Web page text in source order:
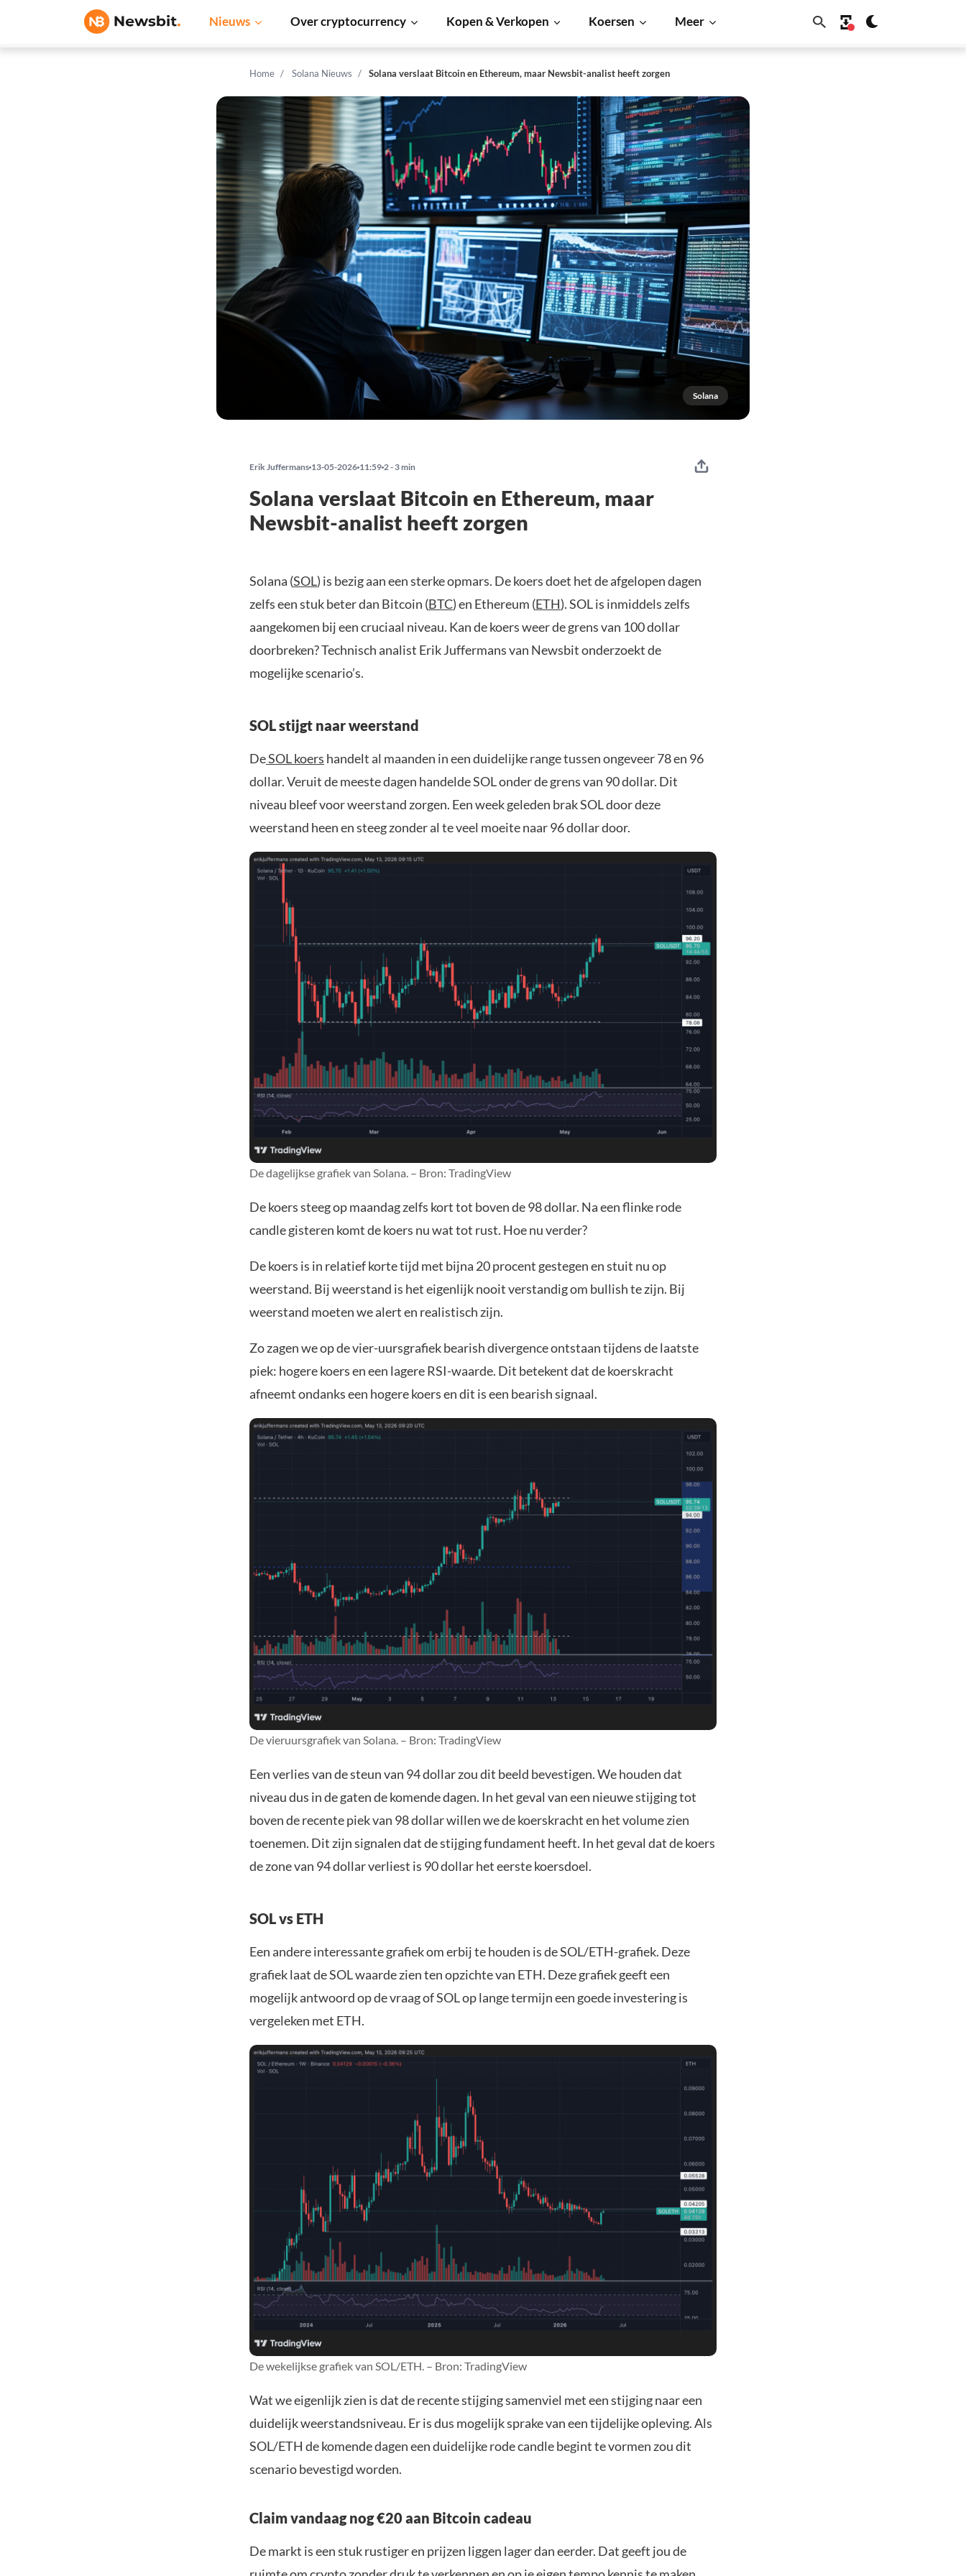
Nieuws Over cryptocurrency Kopen & Verkopen Koersen Meer
Home Solana Nieuws Solana verslaat Bitcoin en Ethereum, maar Newsbit-analist heeft zorgen
Solana
Erik Juffermans 13-05-2026 11:59 2 - 3 min
Solana verslaat Bitcoin en Ethereum, maar
Newsbit-analist heeft zorgen
Solana (SOL) is bezig aan een sterke opmars. De koers doet het de afgelopen dagen
zelfs een stuk beter dan Bitcoin (BTC) en Ethereum (ETH). SOL is inmiddels zelfs
aangekomen bij een cruciaal niveau. Kan de koers weer de grens van 100 dollar
doorbreken? Technisch analist Erik Juffermans van Newsbit onderzoekt de
mogelijke scenario’s.
SOL stijgt naar weerstand
DeSOL koers handelt al maanden in een duidelijke range tussen ongeveer 78 en 96
dollar. Veruit de meeste dagen handelde SOL onder de grens van 90 dollar. Dit
niveau bleef voor weerstand zorgen. Een week geleden brak SOL door deze
weerstand heen en steeg zonder al te veel moeite naar 96 dollar door.
De dagelijkse grafiek van Solana. – Bron: TradingView
De koers steeg op maandag zelfs kort tot boven de 98 dollar. Na een flinke rode
candle gisteren komt de koers nu wat tot rust. Hoe nu verder?
De koers is in relatief korte tijd met bijna 20 procent gestegen en stuit nu op
weerstand. Bij weerstand is het eigenlijk nooit verstandig om bullish te zijn. Bij
weerstand moeten we alert en realistisch zijn.
Zo zagen we op de vier-uursgrafiek bearish divergence ontstaan tijdens de laatste
piek: hogere koers en een lagere RSI-waarde. Dit betekent dat de koerskracht
afneemt ondanks een hogere koers en dit is een bearish signaal.
De vieruursgrafiek van Solana. – Bron: TradingView
Een verlies van de steun van 94 dollar zou dit beeld bevestigen. We houden dat
niveau dus in de gaten de komende dagen. In het geval van een nieuwe stijging tot
boven de recente piek van 98 dollar willen we de koerskracht en het volume zien
toenemen. Dit zijn signalen dat de stijging fundament heeft. In het geval dat de koers
de zone van 94 dollar verliest is 90 dollar het eerste koersdoel.
SOL vs ETH
Een andere interessante grafiek om erbij te houden is de SOL/ETH-grafiek. Deze
grafiek laat de SOL waarde zien ten opzichte van ETH. Deze grafiek geeft een
mogelijk antwoord op de vraag of SOL op lange termijn een goede investering is
vergeleken met ETH.
De wekelijkse grafiek van SOL/ETH. – Bron: TradingView
Wat we eigenlijk zien is dat de recente stijging samenviel met een stijging naar een
duidelijk weerstandsniveau. Er is dus mogelijk sprake van een tijdelijke opleving. Als
SOL/ETH de komende dagen een duidelijke rode candle begint te vormen zou dit
scenario bevestigd worden.
Claim vandaag nog €20 aan Bitcoin cadeau
De markt is een stuk rustiger en prijzen liggen lager dan eerder. Dat geeft jou de